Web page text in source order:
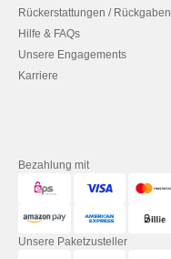
Rückerstattungen / Rückgaben
Hilfe & FAQs
Unsere Engagements
Karriere
Bezahlung mit
Unsere Paketzusteller